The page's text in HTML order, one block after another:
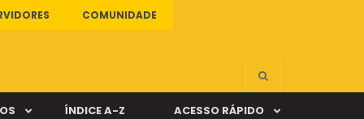
COMUNIDADE
ÍNDICE A-Z ACESSO RÁPIDO